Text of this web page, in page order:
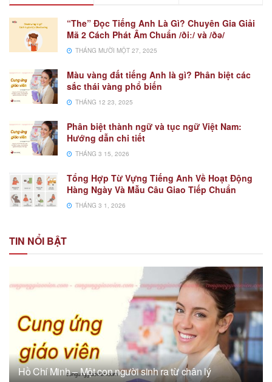
“The” Đọc Tiếng Anh Là Gì? Chuyên Gia Giải
Mã 2 Cách Phát Âm Chuẩn /ðiː/ và /ðə/
THÁNG MƯỜI MỘT 27, 2025
Màu vàng đất tiếng Anh là gì? Phân biệt các
sắc thái vàng phổ biến
THÁNG 12 23, 2025
Phân biệt thành ngữ và tục ngữ Việt Nam:
Hướng dẫn chi tiết
THÁNG 3 15, 2026
Tổng Hợp Từ Vựng Tiếng Anh Về Hoạt Động
Hàng Ngày Và Mẫu Câu Giao Tiếp Chuẩn
THÁNG 3 1, 2026
TIN NỔI BẬT
Hồ Chí Minh – Một con người sinh ra từ chân lý